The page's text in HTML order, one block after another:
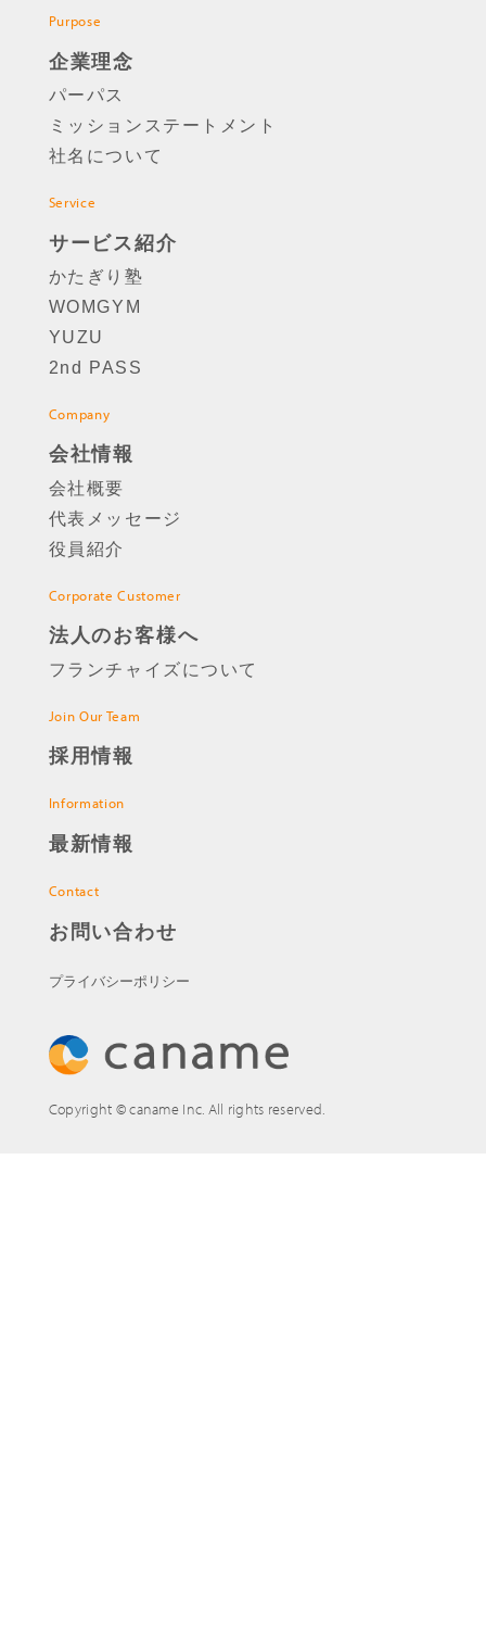
Purpose
企業理念
パーパス
ミッションステートメント
社名について
Service
サービス紹介
かたぎり塾
WOMGYM
YUZU
2nd PASS
Company
会社情報
会社概要
代表メッセージ
役員紹介
Corporate Customer
法人のお客様へ
フランチャイズについて
Join Our Team
採用情報
Information
最新情報
Contact
お問い合わせ
プライバシーポリシー
Copyright © caname Inc. All rights reserved.